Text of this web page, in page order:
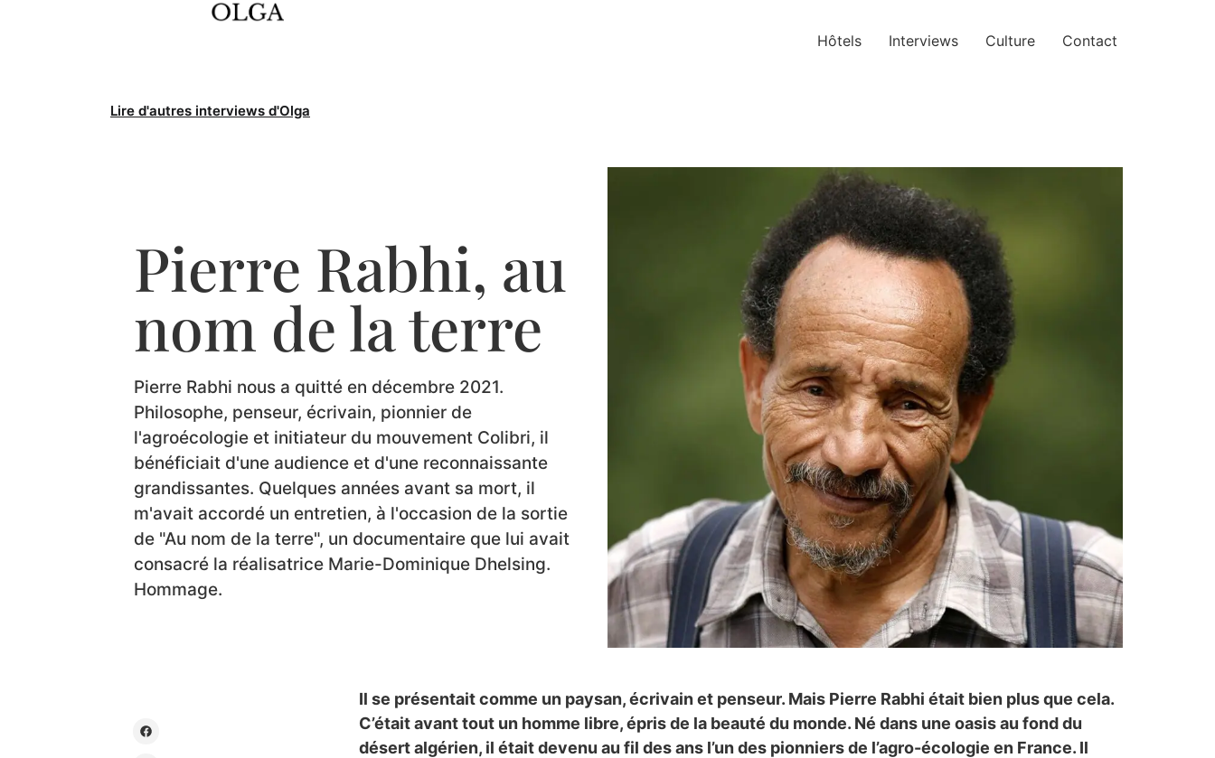
Hôtels Interviews Culture Contact
Lire d'autres interviews d'Olga
Pierre Rabhi, au
nom de la terre
Pierre Rabhi nous a quitté en décembre 2021.
Philosophe, penseur, écrivain, pionnier de
l'agroécologie et initiateur du mouvement Colibri, il
bénéficiait d'une audience et d'une reconnaissante
grandissantes. Quelques années avant sa mort, il
m'avait accordé un entretien, à l'occasion de la sortie
de "Au nom de la terre", un documentaire que lui avait
consacré la réalisatrice Marie-Dominique Dhelsing.
Hommage.
Il se présentait comme un paysan, écrivain et penseur. Mais Pierre Rabhi était bien plus que cela.
C’était avant tout un homme libre, épris de la beauté du monde. Né dans une oasis au fond du
désert algérien, il était devenu au fil des ans l’un des pionniers de l’agro-écologie en France. Il